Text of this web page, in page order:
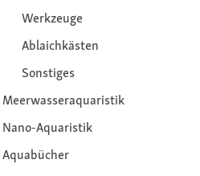
Werkzeuge
Ablaichkästen
Sonstiges
Meerwasseraquaristik
Nano-Aquaristik
Aquabücher